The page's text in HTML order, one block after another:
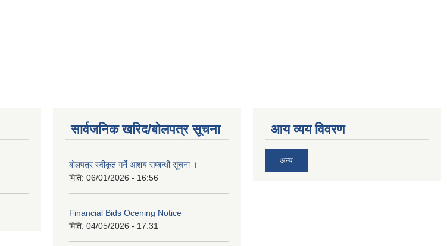
सार्वजनिक खरिद/बोलपत्र सूचना
बोलपत्र स्वीकृत गर्ने आशय सम्बन्धी सूचना ।
मिति: 06/01/2026 - 16:56
Financial Bids Ocening Notice
मिति: 04/05/2026 - 17:31
आय व्यय विवरण
अन्य